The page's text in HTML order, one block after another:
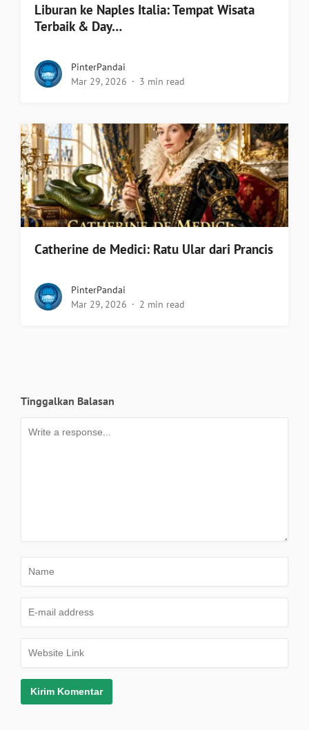
Liburan ke Naples Italia: Tempat Wisata
Terbaik & Day…
PinterPandai
Mar 29, 2026
3 min read
Catherine de Medici: Ratu Ular dari Prancis
PinterPandai
Mar 29, 2026
2 min read
Tinggalkan Balasan